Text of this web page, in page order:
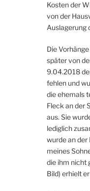
Kosten der
von der
Auslagerung
Die
später von
9.04.2018
fehlen und
die ehemals
Fleck an der
aus. Sie
lediglich
wurde an
meines
die ihm nicht
Bild) erhielt